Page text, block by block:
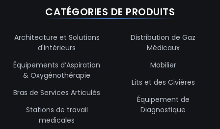
CATÉGORIES DE PRODUITS
Architecture et Solutions
d'Intérieurs
Équipements d’Aspiration
& Oxygénothérapie
Bras de Services Articulés
Stations de travail
medicales
Distribution de Gaz
Médicaux
Mobilier
Lits et des Civières
Équipement de
Diagnostique